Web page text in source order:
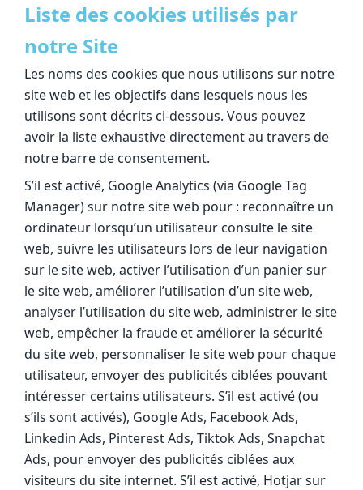
Liste des cookies utilisés par
notre Site
Les noms des cookies que nous utilisons sur notre
site web et les objectifs dans lesquels nous les
utilisons sont décrits ci-dessous. Vous pouvez
avoir la liste exhaustive directement au travers de
notre barre de consentement.
S’il est activé, Google Analytics (via Google Tag
Manager) sur notre site web pour : reconnaître un
ordinateur lorsqu’un utilisateur consulte le site
web, suivre les utilisateurs lors de leur navigation
sur le site web, activer l’utilisation d’un panier sur
le site web, améliorer l’utilisation d’un site web,
analyser l’utilisation du site web, administrer le site
web, empêcher la fraude et améliorer la sécurité
du site web, personnaliser le site web pour chaque
utilisateur, envoyer des publicités ciblées pouvant
intéresser certains utilisateurs. S’il est activé (ou
s’ils sont activés), Google Ads, Facebook Ads,
Linkedin Ads, Pinterest Ads, Tiktok Ads, Snapchat
Ads, pour envoyer des publicités ciblées aux
visiteurs du site internet. S’il est activé, Hotjar sur